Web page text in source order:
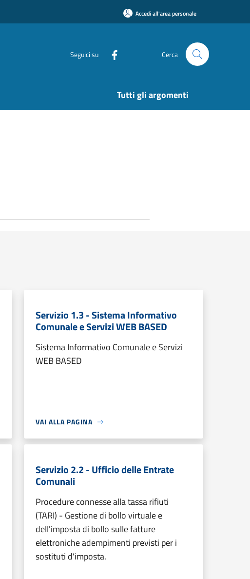
Accedi all'area personale
Seguici su Cerca
Tutti gli argomenti
Servizio 1.3 - Sistema Informativo
Comunale e Servizi WEB BASED
Sistema Informativo Comunale e Servizi
WEB BASED
VAI ALLA PAGINA
Servizio 2.2 - Ufficio delle Entrate
Comunali
Procedure connesse alla tassa rifiuti
(TARI) - Gestione di bollo virtuale e
dell'imposta di bollo sulle fatture
elettroniche adempimenti previsti per i
sostituti d'imposta.